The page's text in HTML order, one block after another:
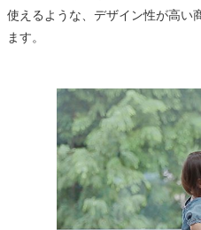
使えるような、デザイン性が高い
ます。